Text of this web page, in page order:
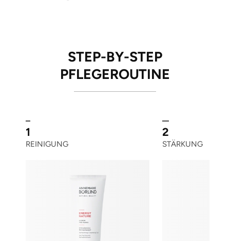
STEP-BY-STEP
PFLEGEROUTINE
1
REINIGUNG
2
STÄRKUNG